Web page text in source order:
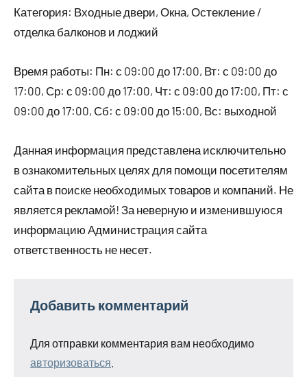
Категория: Входные двери, Окна, Остекление /
отделка балконов и лоджий
Время работы: Пн: с 09:00 до 17:00, Вт: с 09:00 до
17:00, Ср: с 09:00 до 17:00, Чт: с 09:00 до 17:00, Пт: с
09:00 до 17:00, Сб: с 09:00 до 15:00, Вс: выходной
Данная информация представлена исключительно
в ознакомительных целях для помощи посетителям
сайта в поиске необходимых товаров и компаний. Не
является рекламой! За неверную и изменившуюся
информацию Администрация сайта
ответственность не несет.
Добавить комментарий
Для отправки комментария вам необходимо
авторизоваться